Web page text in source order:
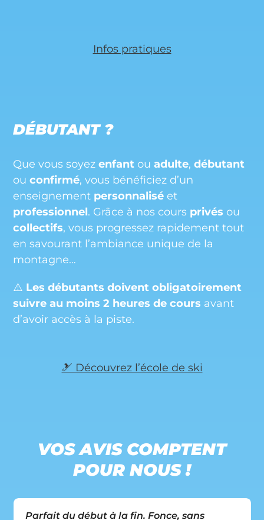
Infos pratiques
DÉBUTANT ?
Que vous soyezenfant ouadulte,débutant
ouconfirmé, vous bénéficiez d’un
enseignement personnalisé et
professionnel. Grâce à nos cours privés ou
collectifs, vous progressez rapidement tout
en savourant l’ambiance unique de la
montagne…
⚠️ Les débutants doivent obligatoirement
suivre au moins 2 heures de cours avant
d’avoir accès à la piste.
🎿 Découvrez l’école de ski
VOS AVIS COMPTENT
POUR NOUS !
Use
Super ! Rien à redire — tout s’est déroulé